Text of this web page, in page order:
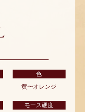
色
黄〜オレンジ
モース硬度